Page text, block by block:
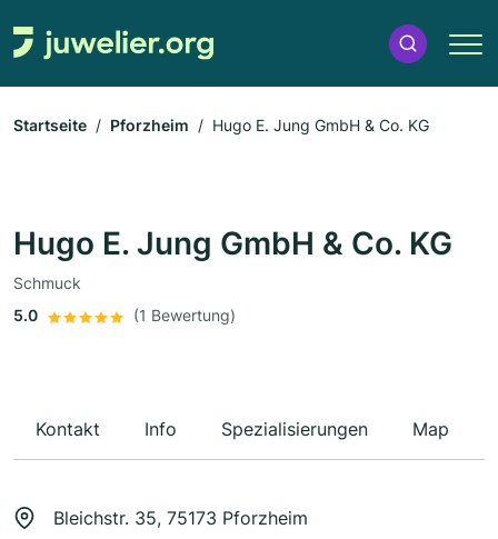
Startseite Pforzheim Hugo E. Jung GmbH & Co. KG
Hugo E. Jung GmbH & Co. KG
Schmuck
5.0
(1 Bewertung)
Kontakt Info Spezialisierungen Map
Bleichstr. 35, 75173 Pforzheim